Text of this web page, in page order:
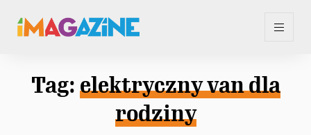
Tag: elektryczny van dla
rodziny